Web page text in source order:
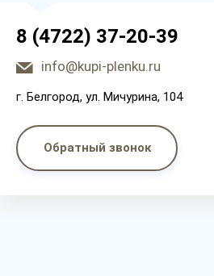
8 (4722) 37-20-39
info@kupi-plenku.ru
г. Белгород, ул. Мичурина, 104
Обратный звонок